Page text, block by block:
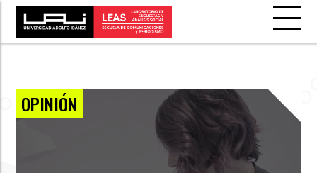
OPINIÓN